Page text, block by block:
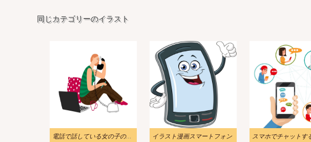
同じカテゴリーのイラスト
電話で話している女の子のイラスト イラスト漫画スマートフォン